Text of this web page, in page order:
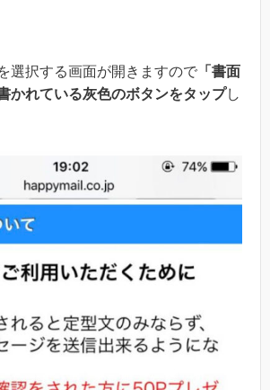
選択する画面が開きますので 「書面
かれている灰色のボタンをタップし